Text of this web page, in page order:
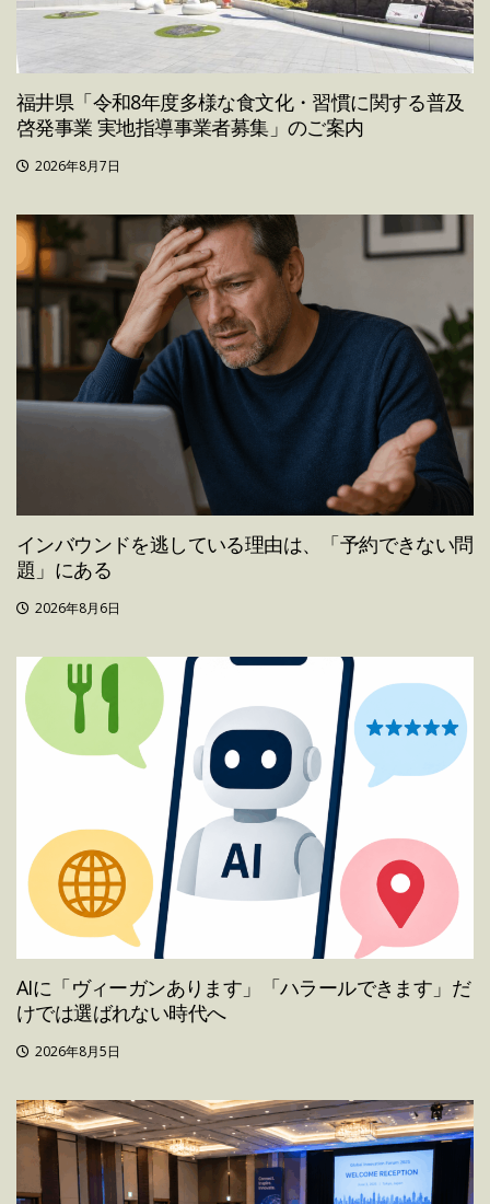
福井県「令和8年度多様な食文化・習慣に関する普及
啓発事業 実地指導事業者募集」のご案内
2026年8月7日
インバウンドを逃している理由は、「予約できない問
題」にある
2026年8月6日
AIに「ヴィーガンあります」「ハラールできます」だ
けでは選ばれない時代へ
2026年8月5日